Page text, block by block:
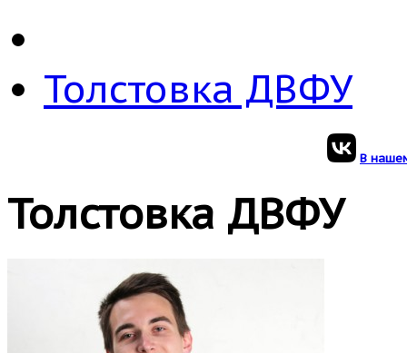
Толстовка ДВФУ
В
Толстовка ДВФУ